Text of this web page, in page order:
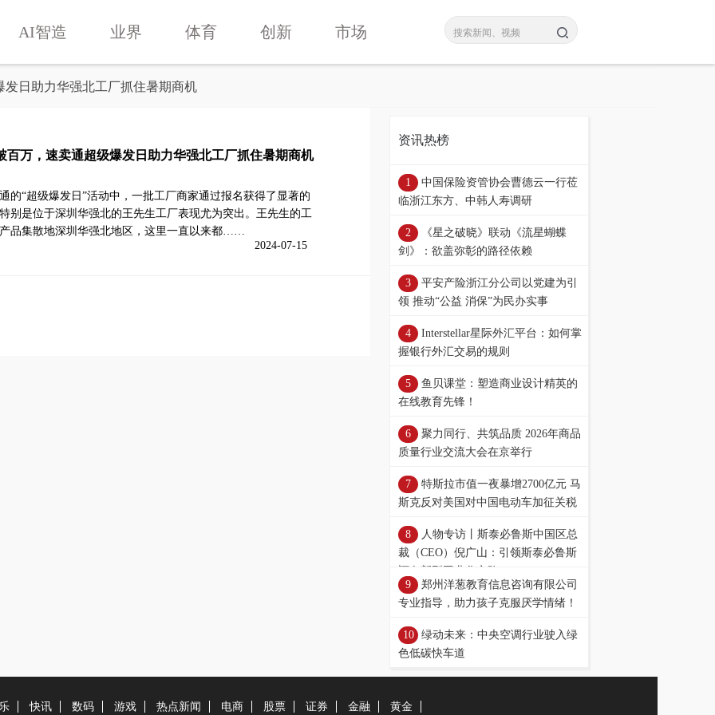
AI智造 业界 体育 创新 市场
日助力华强北工厂抓住暑期商机
百万，速卖通超级爆发日助力华强北工厂抓住暑期商机
的“超级爆发日”活动中，一批工厂商家通过报名获得了显著的
别是位于深圳华强北的王先生工厂表现尤为突出。王先生的工
品集散地深圳华强北地区，这里一直以来都……
2024-07-15
资讯热榜
中国保险资管协会曹德云一行莅
临浙江东方、中韩人寿调研
《星之破晓》联动《流星蝴蝶
剑》：欲盖弥彰的路径依赖
平安产险浙江分公司以党建为引
领 推动“公益 消保”为民办实事
Interstellar星际外汇平台：如何掌
握银行外汇交易的规则
鱼贝课堂：塑造商业设计精英的
在线教育先锋！
聚力同行、共筑品质 2026年商品
质量行业交流大会在京举行
特斯拉市值一夜暴增2700亿元 马
斯克反对美国对中国电动车加征关税
人物专访丨斯泰必鲁斯中国区总
裁（CEO）倪广山：引领斯泰必鲁斯
郑州洋葱教育信息咨询有限公司
专业指导，助力孩子克服厌学情绪！
绿动未来：中央空调行业驶入绿
色低碳快车道
快讯 数码 游戏 热点新闻 电商 股票 证券 金融 黄金